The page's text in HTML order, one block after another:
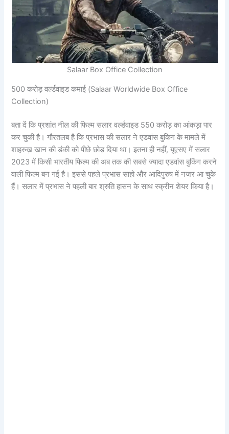
Salaar Box Office Collection
500 करोड़ वर्ल्डवाइड कमाई (Salaar Worldwide Box Office
Collection)
बता दें कि प्रशांत नील की फिल्म सलार वर्ल्डवाइड 550 करोड़ का आंकड़ा पार
कर चुकी है। गौरतलब है कि प्रभास की सलार ने एडवांस बुकिंग के मामले में
शाहरुख़ खान की डंकी को पीछे छोड़ दिया था। इतना ही नहीं, यूएसए में सलार
2023 में किसी भारतीय फिल्म की अब तक की सबसे ज्यादा एडवांस बुकिंग करने
वाली फिल्म बन गई है। इससे पहले प्रभास साहो और आदिपुरुष में नजर आ चुके
हैं। सलार में प्रभास ने पहली बार श्रुति हासन के साथ स्क्रीन शेयर किया है।